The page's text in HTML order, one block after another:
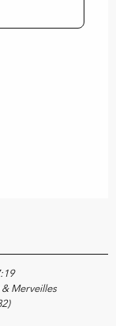
Merveilles
)